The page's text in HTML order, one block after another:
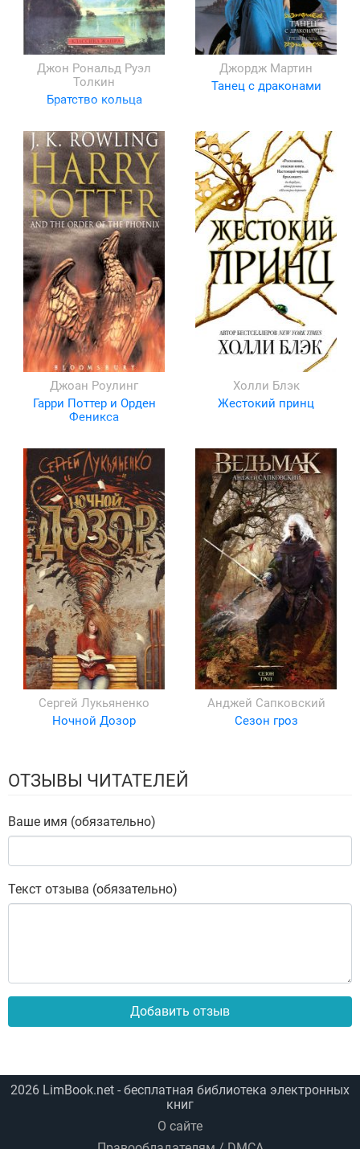
Джон Рональд Руэл
Толкин
Братство кольца
Джордж Мартин
Танец с драконами
Джоан Роулинг
Гарри Поттер и Орден
Феникса
Холли Блэк
Жестокий принц
Сергей Лукьяненко
Ночной Дозор
Анджей Сапковский
Сезон гроз
ОТЗЫВЫ ЧИТАТЕЛЕЙ
Ваше имя (обязательно)
Текст отзыва (обязательно)
Добавить отзыв
2026 LimBook.net - бесплатная библиотека электронных
книг
О сайте